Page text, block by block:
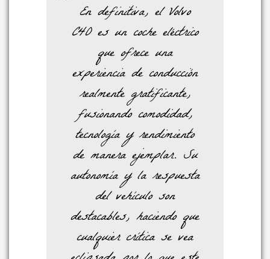
En definitiva, el Volvo
C40 es un coche eléctrico
que ofrece una
experiencia de conducción
realmente gratificante,
fusionando comodidad,
tecnología y rendimiento
de manera ejemplar. Su
autonomía y la respuesta
del vehículo son
destacables, haciendo que
cualquier crítica se vea